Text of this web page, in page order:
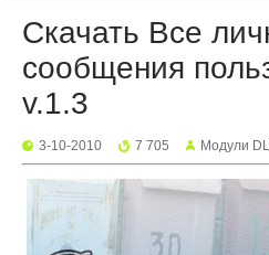
Скачать Все
сообщения
v.1.3
3-10-2010 7 705 Mодули